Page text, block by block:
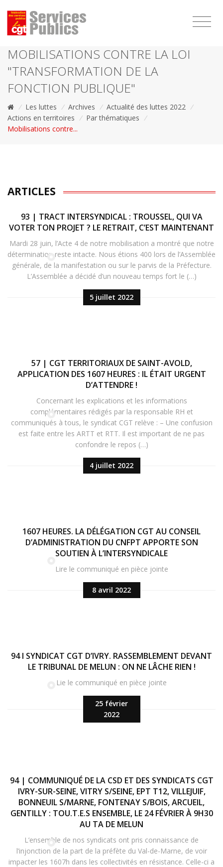
MOBILISATIONS CONTRE LA LOI
"TRANSFORMATION DE LA
FONCTION PUBLIQUE"
/ Les luttes / Archives / Actualité des luttes 2022 /
Actions en territoires / Par thématiques /
Mobilisations contre...
ARTICLES
5 juillet 2022
93 | TRACT INTERSYNDICAL : TROUSSEL, QUI VA
VOTER TON PROJET ? LE RETRAIT, C’EST MAINTENANT
Mardi 28 juin, l’Acte 4 de notre mobilisation a montré que notre
détermination reste intacte. Nous étions 400 lors de l’Assemblée
générale, de la manifestation ou sur le parvis de la Préfecture.
L’Assemblée a décidé d’un nouveau temps fort le (…)
4 juillet 2022
57 | CGT TERRITORIAUX DE SAINT-AVOLD,
APPLICATION DES 1607 HEURES : IL ÉTAIT URGENT
D’ATTENDRE !
Concernant les explications et les informations
complémentaires rédigés par la responsable RH et
communiqués à tous, le syndicat CGT relève : – Une confusion
est faite entre les ARTT et RTT. Il est important de ne pas
confondre le repos (…)
8 avril 2022
1607 HEURES. LA DÉLÉGATION CGT AU CONSEIL
D’ADMINISTRATION DU CNFPT APPORTE SON
SOUTIEN À L’INTERSYNDICALE
Lire le communiqué en pièce jointe
25 février
2022
94 I SYNDICAT CGT D’IVRY. RASSEMBLEMENT DEVANT
LE TRIBUNAL DE MELUN : ON NE LÂCHE RIEN !
Lie le communiqué en pièce jointe
94 | COMMUNIQUÉ DE LA CSD ET DES SYNDICATS CGT
IVRY-SUR-SEINE, VITRY S/SEINE, EPT T12, VILLEJUIF,
BONNEUIL S/MARNE, FONTENAY S/BOIS, ARCUEIL,
GENTILLY : TOU.T.E.S ENSEMBLE, LE 24 FÉVRIER À 9H30
AU TA DE MELUN
L’ensemble de nos syndicats ont pris connaissance de
l’injonction de la part de la préfète du Val-de-Marne, de voir
impacter les 1607h dans les collectivités en résistance. Celle-ci a